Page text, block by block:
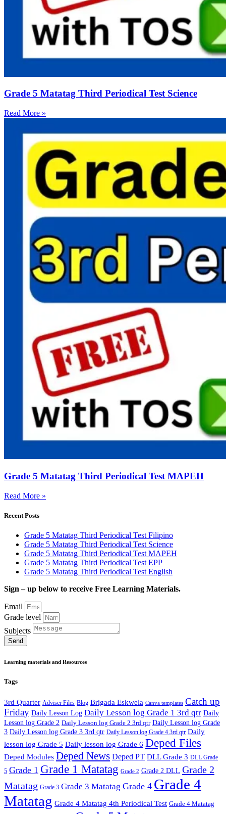
Grade 5 Matatag Third Periodical Test Science
Read More »
Grade 5 Matatag Third Periodical Test MAPEH
Read More »
Recent Posts
Grade 5 Matatag Third Periodical Test Filipino
Grade 5 Matatag Third Periodical Test Science
Grade 5 Matatag Third Periodical Test MAPEH
Grade 5 Matatag Third Periodical Test EPP
Grade 5 Matatag Third Periodical Test English
Sign – up below to receive Free Learning Materials.
Email
Grade level
Subjects
Send
Learning materials and Resources
Tags
3rd Quarter Adviser Files Blog Brigada Eskwela Canva templates Catch up
Friday Daily Lesson Log Daily Lesson log Grade 1 3rd qtr Daily
Lesson log Grade 2 Daily Lesson log Grade 2 3rd qtr Daily Lesson log Grade
3 Daily Lesson log Grade 3 3rd qtr Daily Lesson log Grade 4 3rd qtr Daily
lesson log Grade 5 Daily lesson log Grade 6 Deped Files
Deped Modules Deped News Deped PT DLL Grade 3 DLL Grade
5 Grade 1 Grade 1 Matatag Grade 2 Grade 2 DLL Grade 2
Matatag Grade 3 Grade 3 Matatag Grade 4 Grade 4
Matatag Grade 4 Matatag 4th Periodical Test Grade 4 Matatag